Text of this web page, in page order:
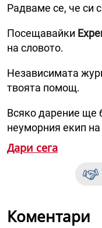
Радваме се, че си
Посещавайки
на словото.
Независимата
твоята помощ.
Всяко дарение ще
неуморния екип на
Дари сега
Коментари